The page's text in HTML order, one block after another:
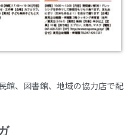
館、図書館、地域の協力店で配